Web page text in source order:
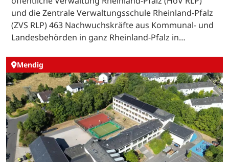
und die Zentrale Verwaltungsschule Rheinland-Pfalz
(ZVS RLP) 463 Nachwuchskräfte aus Kommunal- und
Landesbehörden in ganz Rheinland-Pfalz in…
Mendig